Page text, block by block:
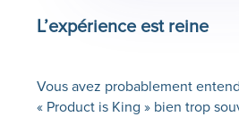
L’expérience est reine
Vous avez probablement
« Product is King » bien trop